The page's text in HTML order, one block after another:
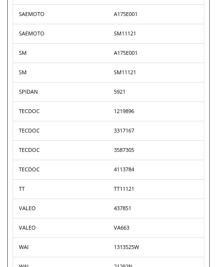
SAEMOTO A175E001
SAEMOTO SM11121
SM A175E001
SM SM11121
SPIDAN 5921
TECDOC 1219896
TECDOC 3317167
TECDOC 3587305
TECDOC 4113784
TT TT11121
VALEO 437851
VALEO VA663
WAI 1313525W